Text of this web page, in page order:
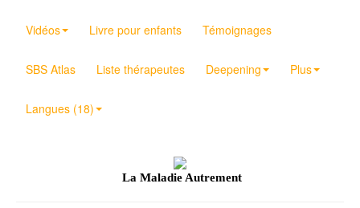
Vidéos Livre pour enfants Témoignages
SBS Atlas Liste thérapeutes Deepening Plus
Langues (18)
La Maladie Autrement